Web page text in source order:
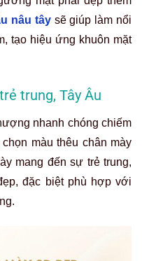
nâu tâysẽ giúp làm nổi
tạo hiệu ứng khuôn mặt
trung, Tây Âu
nhanh chóng chiếm
màu thêu chân mày
mang đến sự trẻ trung,
đặc biệt phù hợp với